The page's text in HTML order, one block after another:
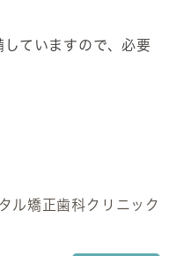
ていますので、必要
ル矯正歯科クリニック